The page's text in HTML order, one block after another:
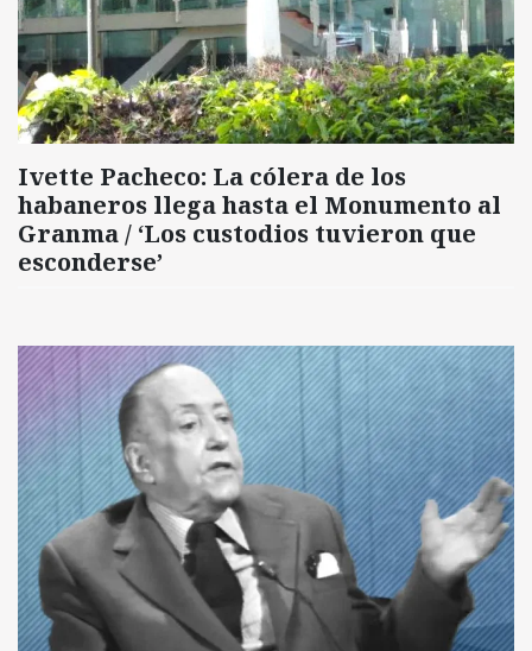
Ivette Pacheco: La cólera de los
habaneros llega hasta el Monumento al
Granma / ‘Los custodios tuvieron que
esconderse’